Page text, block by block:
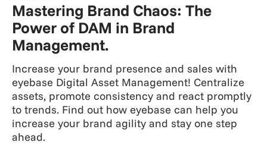
Mastering Brand Chaos: The
Power of DAM in Brand
Management.
Increase your brand presence and sales with
eyebase Digital Asset Management! Centralize
assets, promote consistency and react promptly
to trends. Find out how eyebase can help you
increase your brand agility and stay one step
ahead.